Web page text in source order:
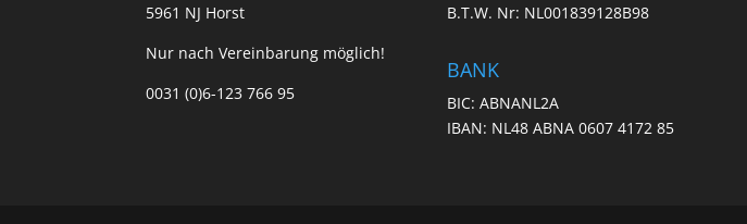
5961 NJ Horst
Nur nach Vereinbarung möglich!
0031 (0)6-123 766 95
B.T.W. Nr: NL001839128B98
BANK
BIC: ABNANL2A
IBAN: NL48 ABNA 0607 4172 85